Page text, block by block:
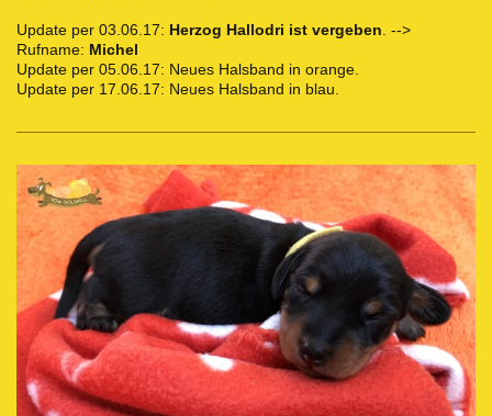
Update per 03.06.17: Herzog Hallodri ist vergeben . -->
Rufname: Michel
Update per 05.06.17: Neues Halsband in orange.
Update per 17.06.17: Neues Halsband in blau.